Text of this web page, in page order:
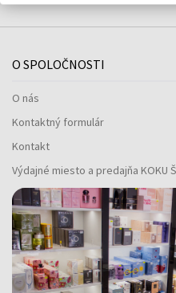
O SPOLOČNOSTI
O nás
Kontaktný formulár
Kontakt
Výdajné miesto a predajňa KOKU